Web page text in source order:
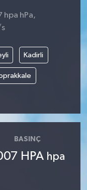
hpa hPa,
Kadirli
BASINÇ
HPA hpa